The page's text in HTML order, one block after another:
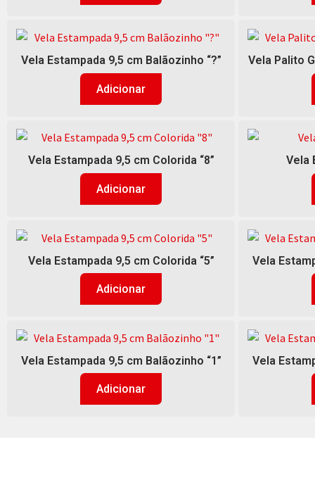
Vela Estampada 9,5 cm Balãozinho “?”
Adicionar
Vela Palito
Vela Estampada 9,5 cm Colorida “8”
Adicionar
Vela
Vela Estampada 9,5 cm Colorida “5”
Adicionar
Vela
Vela Estampada 9,5 cm Balãozinho “1”
Adicionar
Vela